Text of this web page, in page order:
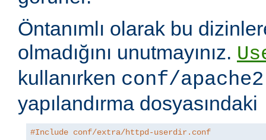
Öntanımlı olarak bu
olmadığını unutmayınız.
kullanırken conf/
yapılandırma dosyasındaki
#Include conf/extra/httpd-userdir.conf